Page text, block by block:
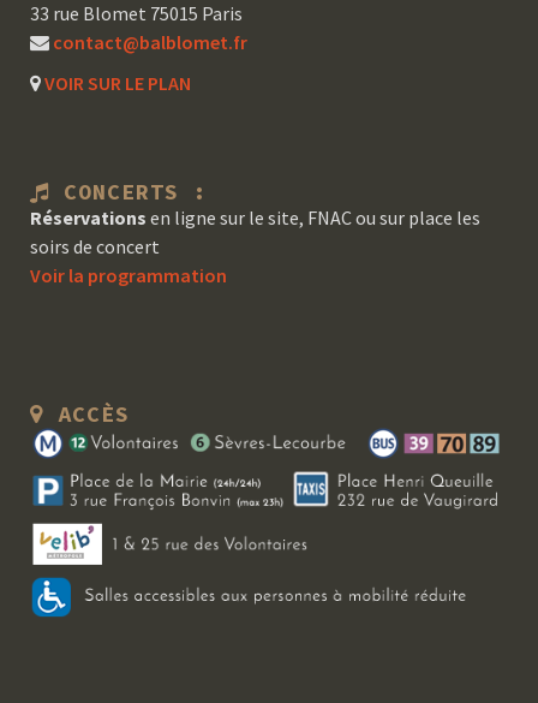
33 rue Blomet 75015 Paris
contact@balblomet.fr
VOIR SUR LE PLAN
CONCERTS :
Réservations en ligne sur le site, FNAC ou sur place les
soirs de concert
Voir la programmation
ACCÈS